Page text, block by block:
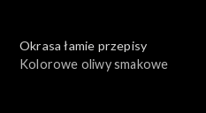
Okrasa łamie przepisy
Kolorowe oliwy smakowe